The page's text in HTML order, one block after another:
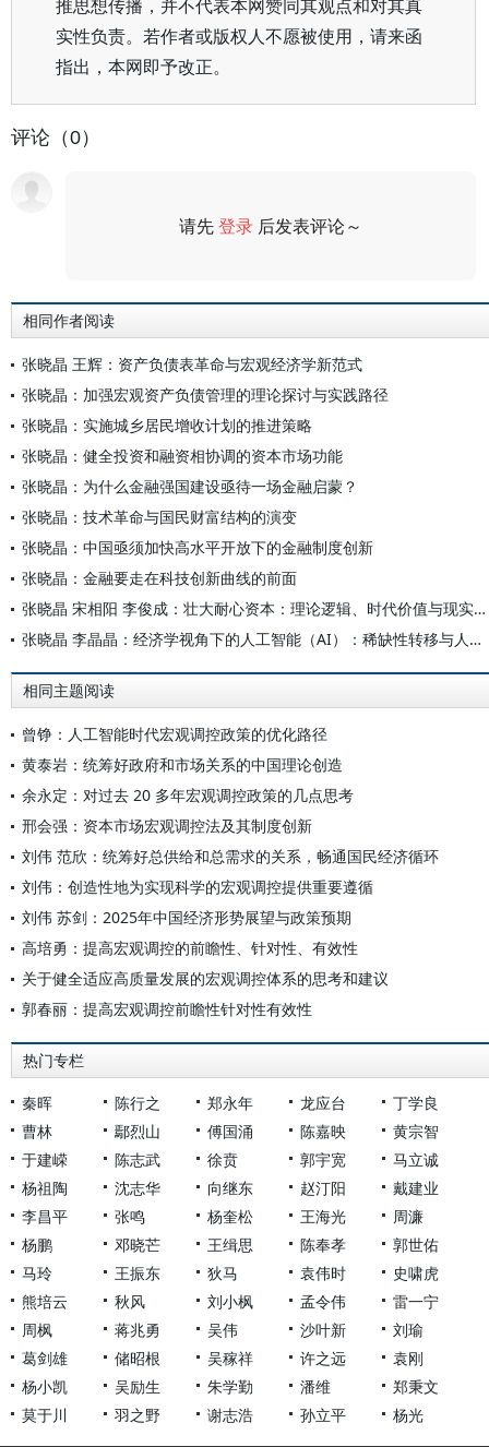
推思想传播，并不代表本网赞同其观点和对其真
实性负责。若作者或版权人不愿被使用，请来函
指出，本网即予改正。
评论（0）
请先登录 后发表评论～
相同作者阅读
张晓晶 王辉：资产负债表革命与宏观经济学新范式
张晓晶：加强宏观资产负债管理的理论探讨与实践路径
张晓晶：实施城乡居民增收计划的推进策略
张晓晶：健全投资和融资相协调的资本市场功能
张晓晶：为什么金融强国建设亟待一场金融启蒙？
张晓晶：技术革命与国民财富结构的演变
张晓晶：中国亟须加快高水平开放下的金融制度创新
张晓晶：金融要走在科技创新曲线的前面
张晓晶 宋相阳 李俊成：壮大耐心资本：理论逻辑、时代价值与现实路径
张晓晶 李晶晶：经济学视角下的人工智能（AI）：稀缺性转移与人类的挑战
相同主题阅读
曾铮：人工智能时代宏观调控政策的优化路径
黄泰岩：统筹好政府和市场关系的中国理论创造
余永定：对过去 20 多年宏观调控政策的几点思考
邢会强：资本市场宏观调控法及其制度创新
刘伟 范欣：统筹好总供给和总需求的关系，畅通国民经济循环
刘伟：创造性地为实现科学的宏观调控提供重要遵循
刘伟 苏剑：2025年中国经济形势展望与政策预期
高培勇：提高宏观调控的前瞻性、针对性、有效性
关于健全适应高质量发展的宏观调控体系的思考和建议
郭春丽：提高宏观调控前瞻性针对性有效性
热门专栏
秦晖 陈行之 郑永年 龙应台
丁学良
曹林
鄢烈山 傅国涌 陈嘉映
黄宗智
于建嵘
陈志武 徐贲 郭宇宽
马立诚
杨祖陶
沈志华 向继东 赵汀阳
戴建业
李昌平
张鸣 杨奎松 王海光
周濂
杨鹏
邓晓芒 王缉思 陈奉孝
郭世佑
马玲
王振东 狄马 袁伟时
史啸虎
熊培云
秋风 刘小枫 孟令伟
雷一宁
周枫
蒋兆勇 吴伟 沙叶新
刘瑜
葛剑雄
储昭根 吴稼祥 许之远
袁刚
杨小凯
吴励生 朱学勤 潘维
郑秉文
莫于川
羽之野 谢志浩 孙立平 杨光